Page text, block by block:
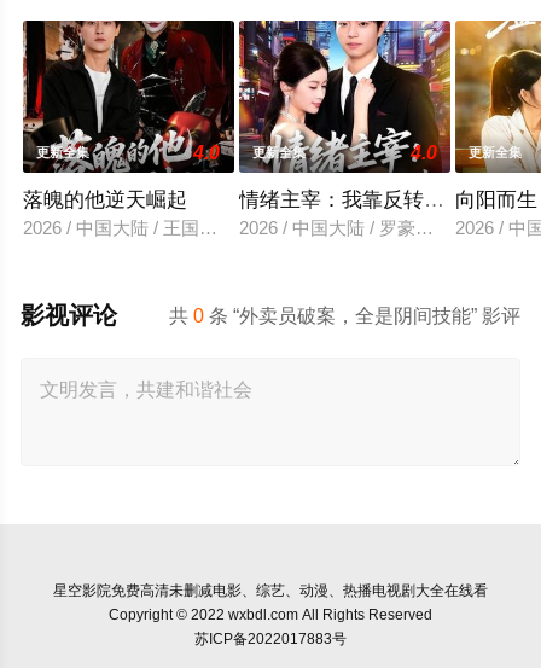
更新全集 4.0
落魄的他逆天崛起
2026 / 中国大陆 / 王国豪杰＆诗语＆梁辰羽
更新全集 4.0
情绪主宰：我靠反转人生封神
2026 / 中国大陆 / 罗豪宇＆陈昕乔
更新全集
向阳而
2026 / 中
共0 条 “外卖员破案，全是阴间技能” 影评
影视评论
星空影院免费高清未删减电影、综艺、动漫、热播电视剧大全在线看
Copyright © 2022 wxbdl.com All Rights Reserved
苏ICP备2022017883号